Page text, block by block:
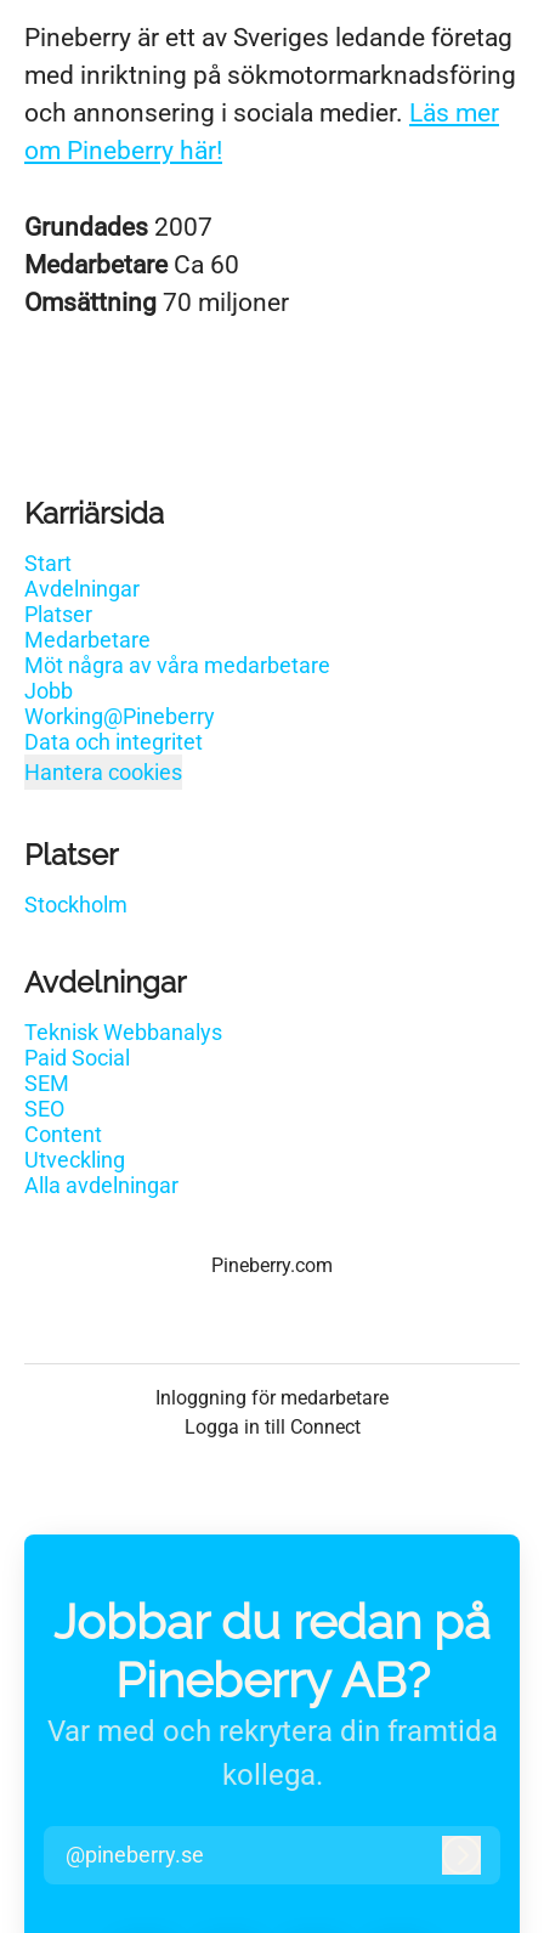
Pineberry är ett av Sveriges ledande företag
med inriktning på sökmotormarknadsföring
och annonsering i sociala medier. Läs mer
om Pineberry här!
Grundades 2007
Medarbetare Ca 60
Omsättning 70 miljoner
Karriärsida
Start
Avdelningar
Platser
Medarbetare
Möt några av våra medarbetare
Jobb
Working@Pineberry
Data och integritet
Hantera cookies
Platser
Stockholm
Avdelningar
Teknisk Webbanalys
Paid Social
SEM
SEO
Content
Utveckling
Alla avdelningar
Pineberry.com
Inloggning för medarbetare
Logga in till Connect
Jobbar du redan på
Pineberry AB?
Var med och rekrytera din framtida
kollega.
@pineberry.se